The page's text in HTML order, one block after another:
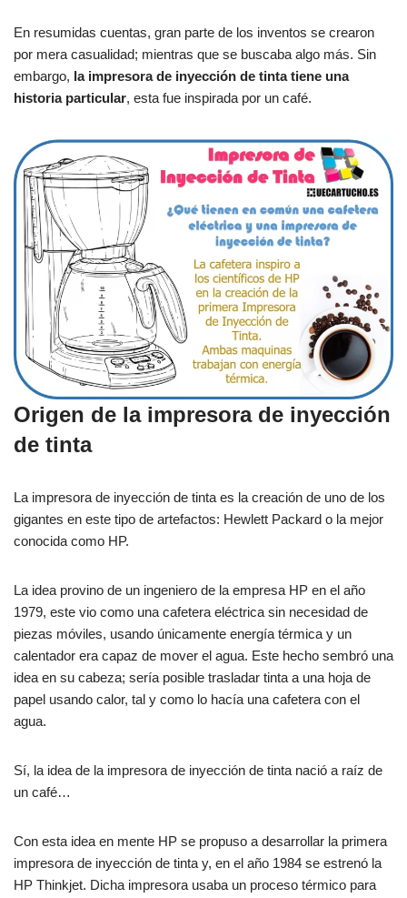
En resumidas cuentas, gran parte de los inventos se crearon
por mera casualidad; mientras que se buscaba algo más. Sin
embargo, la impresora de inyección de tinta tiene una
historia particular, esta fue inspirada por un café.
Origen de la impresora de inyección
de tinta
La impresora de inyección de tinta es la creación de uno de los
gigantes en este tipo de artefactos: Hewlett Packard o la mejor
conocida como HP.
La idea provino de un ingeniero de la empresa HP en el año
1979, este vio como una cafetera eléctrica sin necesidad de
piezas móviles, usando únicamente energía térmica y un
calentador era capaz de mover el agua. Este hecho sembró una
idea en su cabeza; sería posible trasladar tinta a una hoja de
papel usando calor, tal y como lo hacía una cafetera con el
agua.
Sí, la idea de la impresora de inyección de tinta nació a raíz de
un café…
Con esta idea en mente HP se propuso a desarrollar la primera
impresora de inyección de tinta y, en el año 1984 se estrenó la
HP Thinkjet. Dicha impresora usaba un proceso térmico para